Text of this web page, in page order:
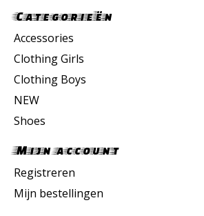
Categorieën
Accessories
Clothing Girls
Clothing Boys
NEW
Shoes
Mijn account
Registreren
Mijn bestellingen